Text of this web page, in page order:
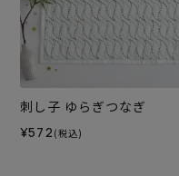
刺し子 ゆらぎつなぎ
¥572 (税込)